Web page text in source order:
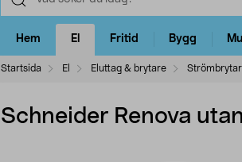
Hem El Fritid Bygg
Startsida El Eluttag & brytare
Schneider Renova